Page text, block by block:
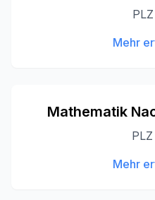
PLZ
Mehr
Mathematik
PLZ
Mehr